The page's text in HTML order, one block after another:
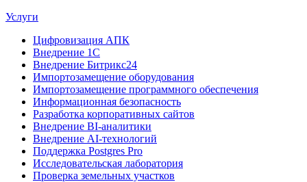
Услуги
Цифровизация АПК
Внедрение 1С
Внедрение Битрикс24
Импортозамещение оборудования
Импортозамещение программного обеспечения
Информационная безопасность
Разработка корпоративных сайтов
Внедрение BI-аналитики
Внедрение AI-технологий
Поддержка Postgres Pro
Исследовательская лаборатория
Проверка земельных участков